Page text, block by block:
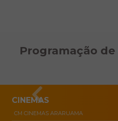
Programação de
CINEMAS
CM CINEMAS ARARUAMA